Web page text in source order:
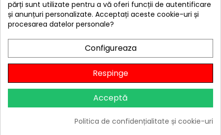
Citește review-urile
-30%cu codul BBQFEST
Adaugă în Coș
4 ALTE PRODUSE IN ACEEASI
CATEGORIE:
părți sunt utilizate pentru a vă oferi funcții de autentificare
și anunțuri personalizate. Acceptați aceste cookie-uri și
procesarea datelor personale?
Configureaza
Respinge
Acceptă
Politica de confidențialitate și cookie-uri